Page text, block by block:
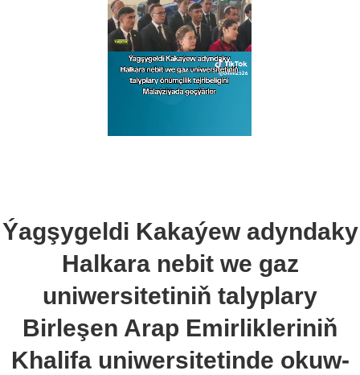
Ýagşygeldi Kakaýew adyndaky
Halkara nebit we gaz
uniwersitetiniň talyplary
Birleşen Arap Emirlikleriniň
Khalifa uniwersitetinde okuw-